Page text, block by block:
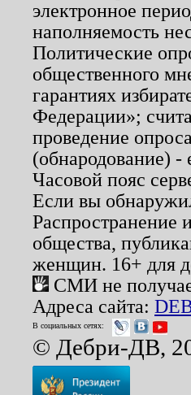
электронное
наполняемость
Политические
общественного
гарантиях
Федерации»;
проведение
(обнародование) -
Часовой пояс
Если вы
Распространение
общества,
женщин. 16+ для
СМИ не
Адреса сайта:
В социальных сетях:
© Дебри-ДВ,